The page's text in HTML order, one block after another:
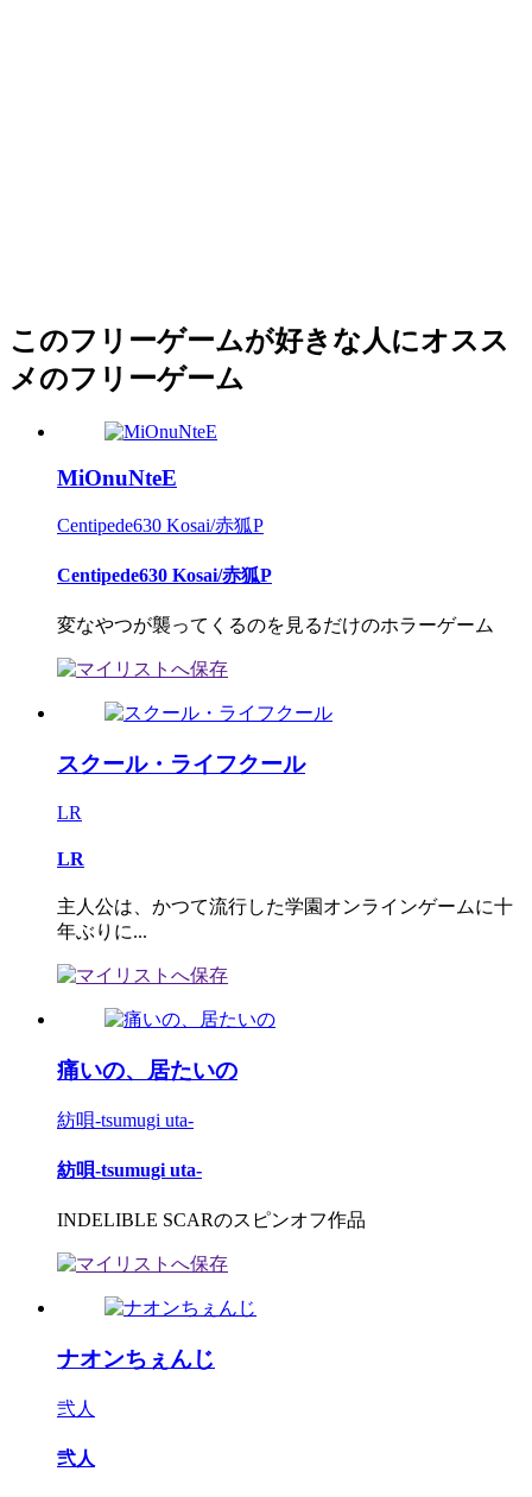
このフリーゲームが好きな人にオスス
メのフリーゲーム
MiOnuNteE
Centipede630 Kosai/赤狐P
Centipede630 Kosai/赤狐P
変なやつが襲ってくるのを見るだけのホラーゲーム
スクール・ライフクール
LR
LR
主人公は、かつて流行した学園オンラインゲームに十
年ぶりに...
痛いの、居たいの
紡唄-tsumugi uta-
紡唄-tsumugi uta-
INDELIBLE SCARのスピンオフ作品
ナオンちぇんじ
弐人
弐人